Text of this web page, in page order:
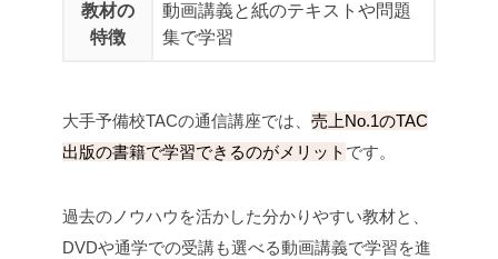
教材の
特徴
動画講義と紙のテキストや問題
集で学習
大手予備校TACの通信講座では、 売上No.1のTAC
出版の書籍で学習できるのがメリット です。
過去のノウハウを活かした分かりやすい教材と、
DVDや通学での受講も選べる動画講義で学習を進